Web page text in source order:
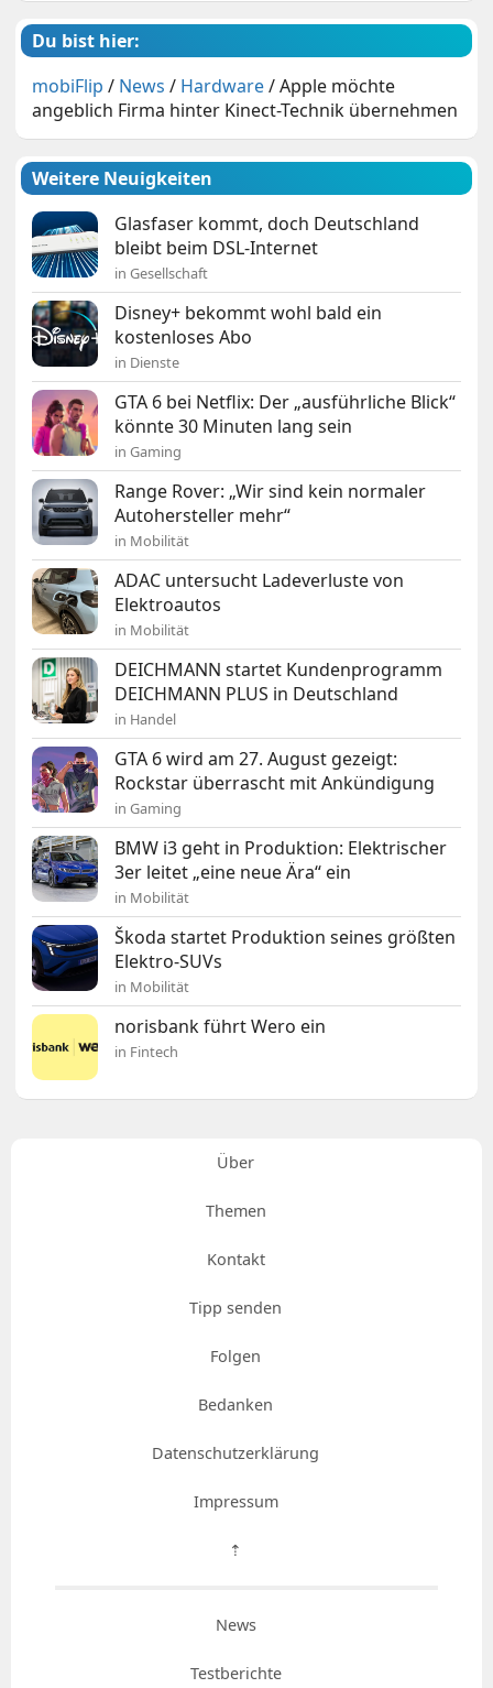
Du bist hier:
mobiFlip / News / Hardware/Apple möchte
angeblich Firma hinter Kinect-Technik übernehmen
Weitere Neuigkeiten
Glasfaser kommt, doch Deutschland
bleibt beim DSL-Internet
in Gesellschaft
Disney+ bekommt wohl bald ein
kostenloses Abo
in Dienste
GTA 6 bei Netflix: Der „ausführliche Blick“
könnte 30 Minuten lang sein
in Gaming
Range Rover: „Wir sind kein normaler
Autohersteller mehr“
in Mobilität
ADAC untersucht Ladeverluste von
Elektroautos
in Mobilität
DEICHMANN startet Kundenprogramm
DEICHMANN PLUS in Deutschland
in Handel
GTA 6 wird am 27. August gezeigt:
Rockstar überrascht mit Ankündigung
in Gaming
BMW i3 geht in Produktion: Elektrischer
3er leitet „eine neue Ära“ ein
in Mobilität
Škoda startet Produktion seines größten
Elektro-SUVs
in Mobilität
norisbank führt Wero ein
in Fintech
Über
Themen
Kontakt
Tipp senden
Folgen
Bedanken
Datenschutzerklärung
Impressum
⇡
News
Testberichte